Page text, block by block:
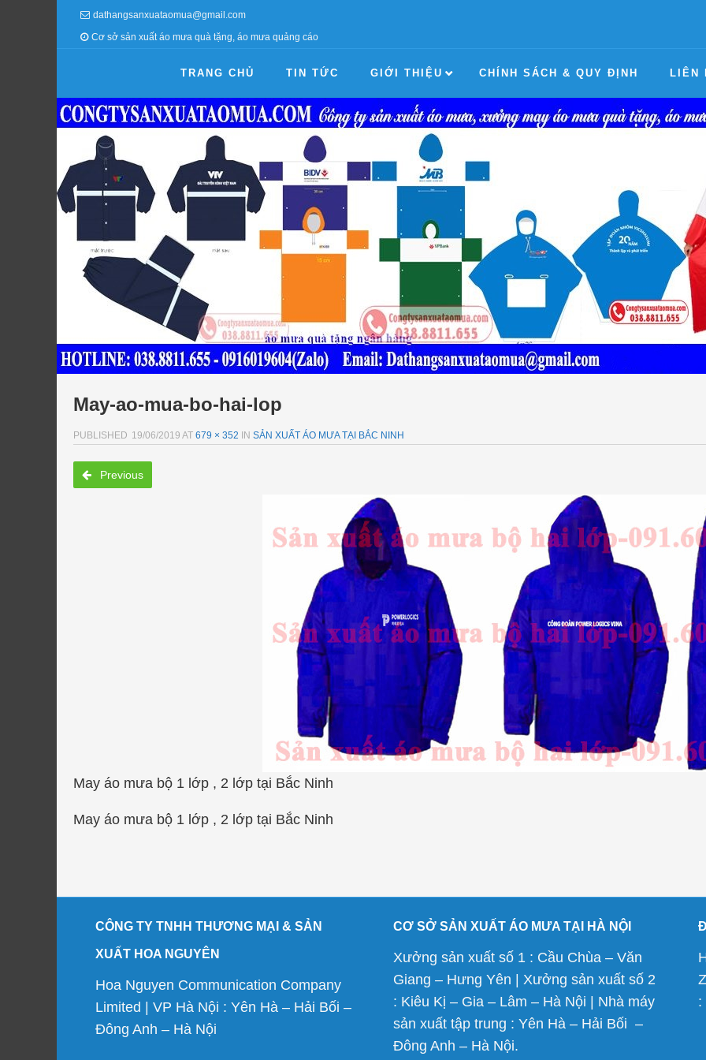
dathangsanxuataomua@gmail.com
Cơ sở sản xuất áo mưa quà tặng, áo mưa quảng cáo
TRANG CHỦ TIN TỨC GIỚI THIỆU CHÍNH SÁCH & QUY ĐỊNH LIÊN
May-ao-mua-bo-hai-lop
PUBLISHED 19/06/2019 AT 679 × 352 IN SẢN XUẤT ÁO MƯA TẠI BẮC NINH
Previous
May áo mưa bộ 1 lớp , 2 lớp tại Bắc Ninh
May áo mưa bộ 1 lớp , 2 lớp tại Bắc Ninh
CÔNG TY TNHH THƯƠNG MẠI & SẢN
XUẤT HOA NGUYÊN
Hoa Nguyen Communication Company
Limited | VP Hà Nội : Yên Hà – Hải Bối –
Đông Anh – Hà Nội
CƠ SỞ SẢN XUẤT ÁO MƯA TẠI HÀ NỘI
Xưởng sản xuất số 1 : Cầu Chùa – Văn
Giang – Hưng Yên | Xưởng sản xuất số 2
: Kiêu Kị – Gia – Lâm – Hà Nội | Nhà máy
sản xuất tập trung : Yên Hà – Hải Bối –
Đông Anh – Hà Nội.
: